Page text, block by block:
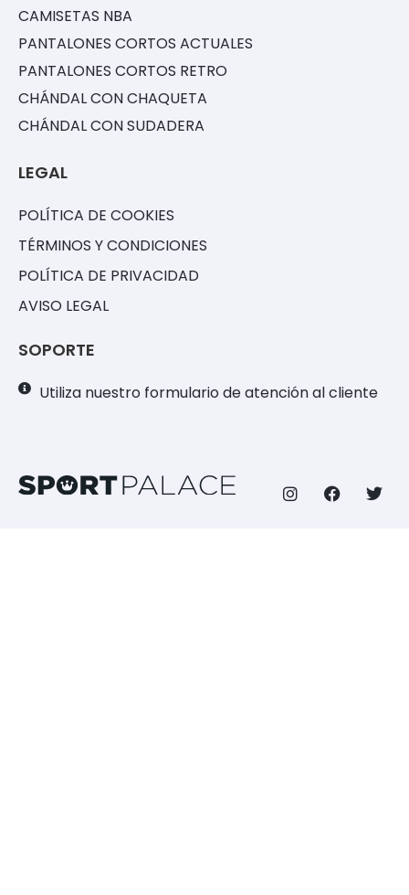
CAMISETAS NBA
PANTALONES CORTOS ACTUALES
PANTALONES CORTOS RETRO
CHÁNDAL CON CHAQUETA
CHÁNDAL CON SUDADERA
LEGAL
POLÍTICA DE COOKIES
TÉRMINOS Y CONDICIONES
POLÍTICA DE PRIVACIDAD
AVISO LEGAL
SOPORTE
Utiliza nuestro formulario de atención al cliente